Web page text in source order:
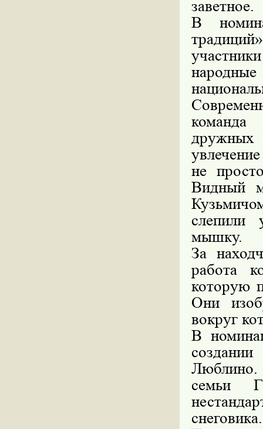
заветное.
В
команда
не
Видный
слепили
мышку.
За
работа
которую
Они
вокруг
В
Люблино.
семьи
снеговика.